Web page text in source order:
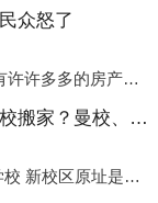
众怒了
岢岚县英女王伊丽莎白二世有许许多多的房产，遍布英国各地。而作为英女王的亲孙子、未来的英国国王，威廉王子自然也能享受到女王的房产。目前，威廉凯特以及三个孩子有两个经常居住的地点，一处是位于伦敦的肯辛顿宫，一处
岢岚县深圳三所国际化学校搬家？曼校、QSI、南山中英文搬走了
岢岚县1.深圳曼彻斯通城堡学校 新校区原址是蛇口国际据悉，此次曼彻斯通城堡学校搬迁到蛇口新校区的开办与蛇口外籍人员子女学校（蛇口国际）有很大的关联。2021年，太子湾实验部就宣布在2022年正式并入蛇口外籍